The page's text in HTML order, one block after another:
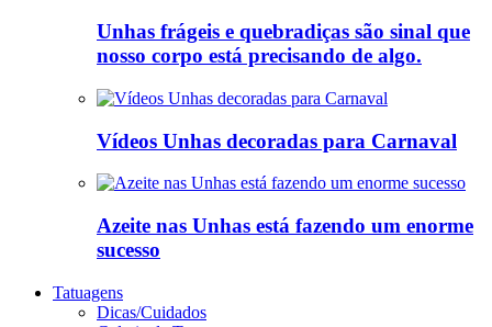
Unhas frágeis e quebradiças são sinal que
nosso corpo está precisando de algo.
Vídeos Unhas decoradas para Carnaval
Azeite nas Unhas está fazendo um enorme
sucesso
Tatuagens
Dicas/Cuidados